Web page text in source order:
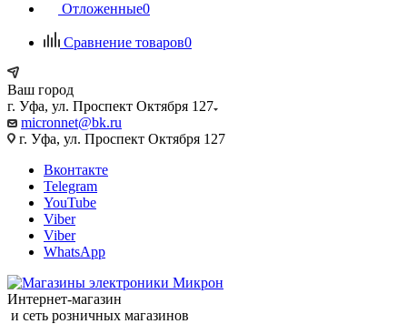
Отложенные0
Сравнение товаров0
Ваш город
г. Уфа, ул. Проспект Октября 127
micronnet@bk.ru
г. Уфа, ул. Проспект Октября 127
Вконтакте
Telegram
YouTube
Viber
Viber
WhatsApp
Интернет-магазин
и сеть розничных магазинов